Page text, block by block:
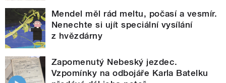
Mendel měl rád meltu, počasí a vesmír.
Nenechte si ujít speciální vysílání
z hvězdárny
Zapomenutý Nebeský jezdec.
Vzpomínky na odbojáře Karla Batelku